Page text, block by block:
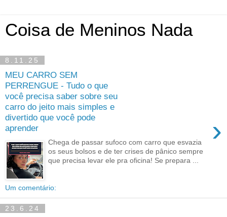
Coisa de Meninos Nada
8.11.25
MEU CARRO SEM
PERRENGUE - Tudo o que
você precisa saber sobre seu
carro do jeito mais simples e
divertido que você pode
aprender
›
Chega de passar sufoco com carro que esvazia
os seus bolsos e de ter crises de pânico sempre
que precisa levar ele pra oficina! Se prepara ...
Um comentário:
23.6.24